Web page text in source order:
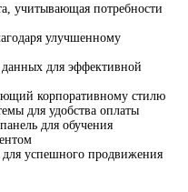
учитывающая потребности
улучшенному
данных для эффективной
корпоративному стилю
для удобства оплаты
для обучения
для успешного продвижения